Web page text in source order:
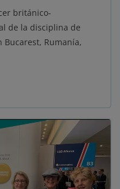
británico-
de la disciplina de
Bucarest, Rumanía,